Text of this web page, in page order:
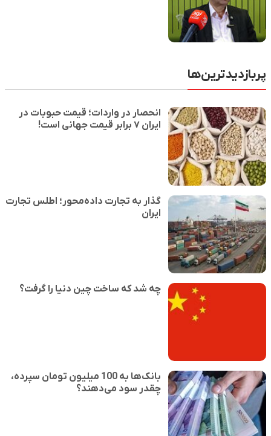
پربازدیدترین‌ها
انحصار در واردات؛ قیمت حبوبات در
ایران ۷ برابر قیمت جهانی است!
گذار به تجارت داده‌محور؛ اطلس تجارت
ایران
چه شد که ساخت چین دنیا را گرفت؟
بانک‌ها به 100 میلیون تومان سپرده،
چقدر سود می‌دهند؟